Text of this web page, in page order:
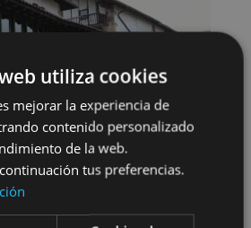
utiliza cookies
mejorar la experiencia de
contenido personalizado
de la web.
tus preferencias.